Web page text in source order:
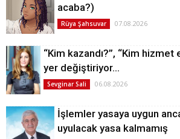
acaba?)
Rüya Şahsuvar 07.08.2026
“Kim kazandı?”, “Kim
yer değiştiriyor…
Sevginar Sali 06.08.2026
İşlemler yasaya uygun
uyulacak yasa kalmamış